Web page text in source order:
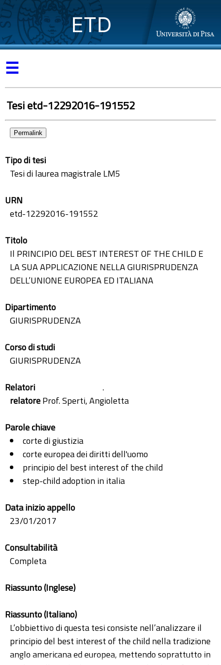
ETD
☰
Tesi etd-12292016-191552
Permalink
Tipo di tesi
Tesi di laurea magistrale LM5
URN
etd-12292016-191552
Titolo
Il PRINCIPIO DEL BEST INTEREST OF THE CHILD E
LA SUA APPLICAZIONE NELLA GIURISPRUDENZA
DELL’UNIONE EUROPEA ED ITALIANA
Dipartimento
GIURISPRUDENZA
Corso di studi
GIURISPRUDENZA
Relatori
.
relatoreProf. Sperti, Angioletta
Parole chiave
corte di giustizia
corte europea dei diritti dell'uomo
principio del best interest of the child
step-child adoption in italia
Data inizio appello
23/01/2017
Consultabilità
Completa
Riassunto (Inglese)
Riassunto (Italiano)
L’obbiettivo di questa tesi consiste nell’analizzare il
principio del best interest of the child nella tradizione
anglo americana ed europea, mettendo soprattutto in